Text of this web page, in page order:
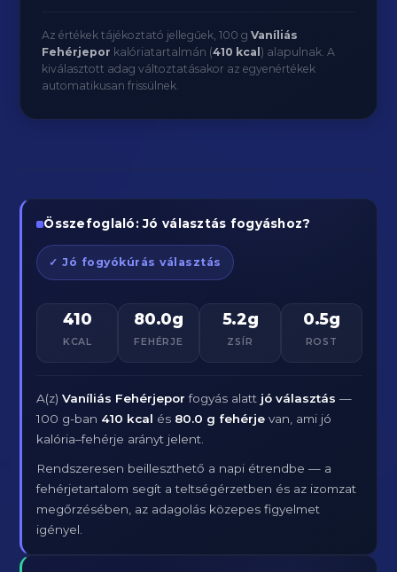
Az értékek tájékoztató jellegűek, 100 gVaníliás
Fehérjepor kalóriatartalmán (410 kcal ) alapulnak. A
kiválasztott adag változtatásakor az egyenértékek
automatikusan frissülnek.
Összefoglaló: Jó választás fogyáshoz?
✓ Jó fogyókúrás választás
410
KCAL
80.0g
FEHÉRJE
5.2g
ZSÍR
0.5g
ROST
A(z)Vaníliás Fehérjepor fogyás alatt jó választás —
100 g-ban 410 kcal és 80.0 g fehérje van, ami jó
kalória–fehérje arányt jelent.
Rendszeresen beilleszthető a napi étrendbe — a
fehérjetartalom segít a teltségérzetben és az izomzat
megőrzésében, az adagolás közepes figyelmet
igényel.